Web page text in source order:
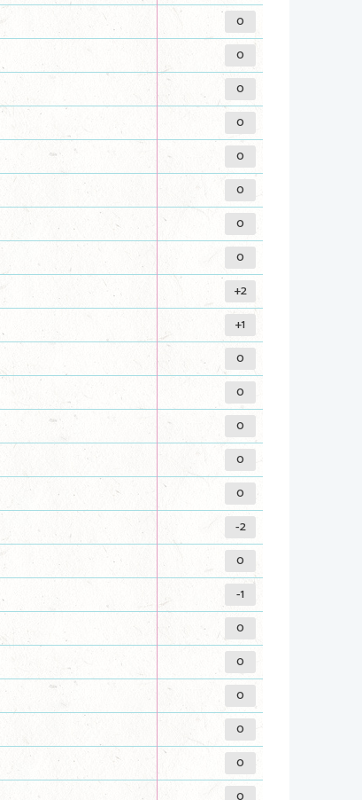
0
0
0
0
0
0
0
0
+2
+1
0
0
0
0
0
-2
0
-1
0
0
0
0
0